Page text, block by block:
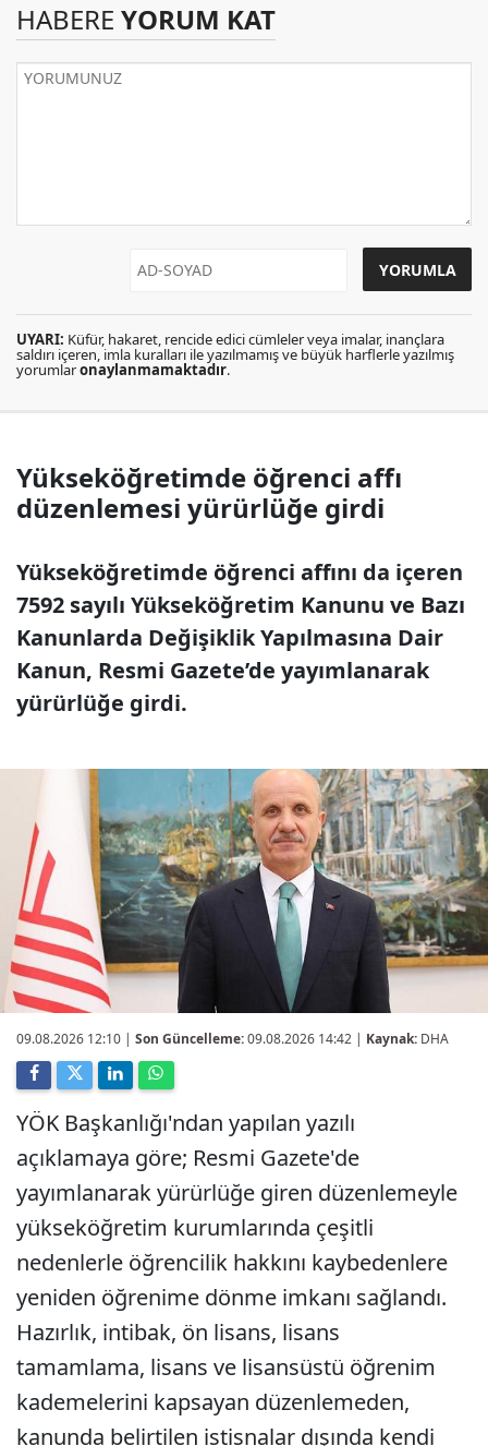
HABERE YORUM KAT
UYARI: Küfür, hakaret, rencide edici cümleler veya imalar, inançlara
saldırı içeren, imla kuralları ile yazılmamış ve büyük harflerle yazılmış
yorumlaronaylanmamaktadır.
Yükseköğretimde öğrenci affı
düzenlemesi yürürlüğe girdi
Yükseköğretimde öğrenci affını da içeren
7592 sayılı Yükseköğretim Kanunu ve Bazı
Kanunlarda Değişiklik Yapılmasına Dair
Kanun, Resmi Gazete’de yayımlanarak
yürürlüğe girdi.
09.08.2026 12:10 | Son Güncelleme:09.08.2026 14:42 | Kaynak: DHA
YÖK Başkanlığı'ndan yapılan yazılı
açıklamaya göre; Resmi Gazete'de
yayımlanarak yürürlüğe giren düzenlemeyle
yükseköğretim kurumlarında çeşitli
nedenlerle öğrencilik hakkını kaybedenlere
yeniden öğrenime dönme imkanı sağlandı.
Hazırlık, intibak, ön lisans, lisans
tamamlama, lisans ve lisansüstü öğrenim
kademelerini kapsayan düzenlemeden,
kanunda belirtilen istisnalar dışında kendi